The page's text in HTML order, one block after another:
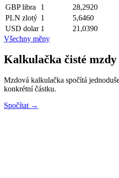
GBP libra 1 28,2920
PLN zlotý 1 5,6460
USD dolar 1 21,0390
Všechny měny
Kalkulačka čisté mzdy
Mzdová kalkulačka spočítá
konkrétní částku.
Spočítat →